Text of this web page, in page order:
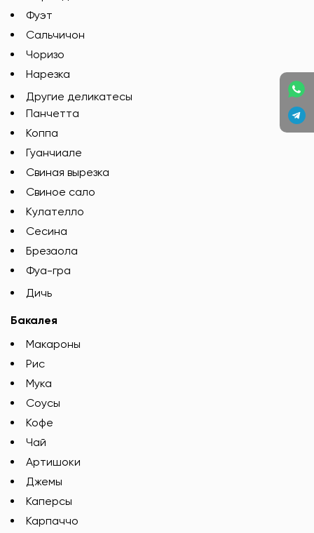
Фуэт
Сальчичон
Чоризо
Нарезка
Другие деликатесы
Панчетта
Коппа
Гуанчиале
Свиная вырезка
Свиное сало
Кулателло
Сесина
Брезаола
Фуа-гра
Дичь
Бакалея
Макароны
Рис
Мука
Соусы
Кофе
Чай
Артишоки
Джемы
Каперсы
Карпаччо